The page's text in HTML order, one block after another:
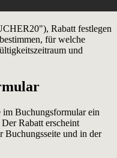
Rabatt festlegen
für welche
und
im Buchungsformular ein
Rabatt erscheint
Buchungsseite und in der